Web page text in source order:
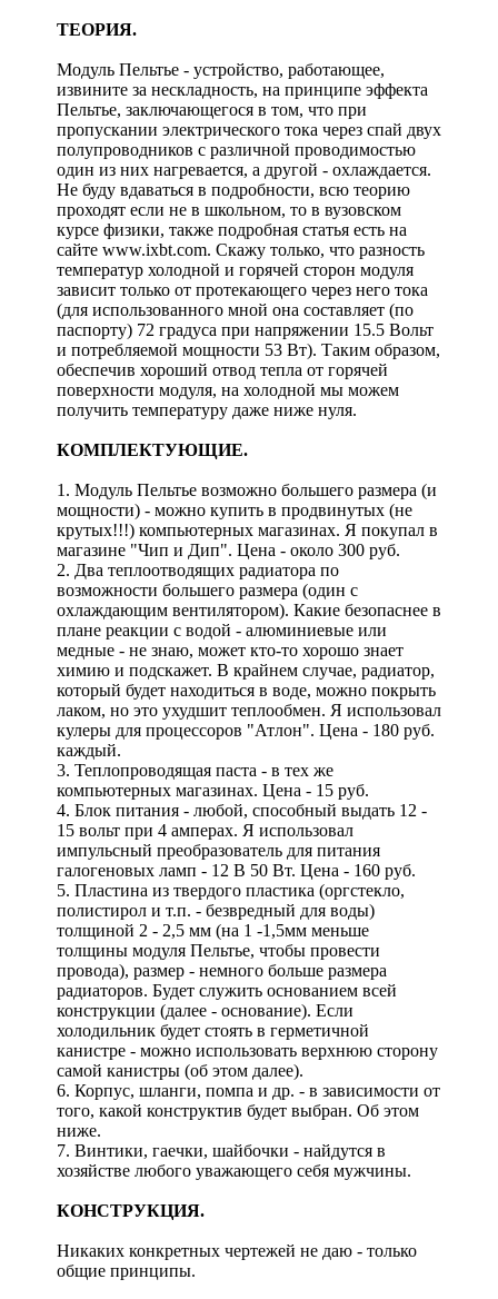
ТЕОРИЯ.
Модуль Пельтье - устройство, работающее,
извините за нескладность, на принципе эффекта
Пельтье, заключающегося в том, что при
пропускании электрического тока через спай двух
полупроводников с различной проводимостью
один из них нагревается, а другой - охлаждается.
Не буду вдаваться в подробности, всю теорию
проходят если не в школьном, то в вузовском
курсе физики, также подробная статья есть на
сайте www.ixbt.com. Скажу только, что разность
температур холодной и горячей сторон модуля
зависит только от протекающего через него тока
(для использованного мной она составляет (по
паспорту) 72 градуса при напряжении 15.5 Вольт
и потребляемой мощности 53 Вт). Таким образом,
обеспечив хороший отвод тепла от горячей
поверхности модуля, на холодной мы можем
получить температуру даже ниже нуля.
КОМПЛЕКТУЮЩИЕ.
1. Модуль Пельтье возможно большего размера (и
мощности) - можно купить в продвинутых (не
крутых!!!) компьютерных магазинах. Я покупал в
магазине "Чип и Дип". Цена - около 300 руб.
2. Два теплоотводящих радиатора по
возможности большего размера (один с
охлаждающим вентилятором). Какие безопаснее в
плане реакции с водой - алюминиевые или
медные - не знаю, может кто-то хорошо знает
химию и подскажет. В крайнем случае, радиатор,
который будет находиться в воде, можно покрыть
лаком, но это ухудшит теплообмен. Я использовал
кулеры для процессоров "Атлон". Цена - 180 руб.
каждый.
3. Теплопроводящая паста - в тех же
компьютерных магазинах. Цена - 15 руб.
4. Блок питания - любой, способный выдать 12 -
15 вольт при 4 амперах. Я использовал
импульсный преобразователь для питания
галогеновых ламп - 12 В 50 Вт. Цена - 160 руб.
5. Пластина из твердого пластика (оргстекло,
полистирол и т.п. - безвредный для воды)
толщиной 2 - 2,5 мм (на 1 -1,5мм меньше
толщины модуля Пельтье, чтобы провести
провода), размер - немного больше размера
радиаторов. Будет служить основанием всей
конструкции (далее - основание). Если
холодильник будет стоять в герметичной
канистре - можно использовать верхнюю сторону
самой канистры (об этом далее).
6. Корпус, шланги, помпа и др. - в зависимости от
того, какой конструктив будет выбран. Об этом
ниже.
7. Винтики, гаечки, шайбочки - найдутся в
хозяйстве любого уважающего себя мужчины.
КОНСТРУКЦИЯ.
Никаких конкретных чертежей не даю - только
общие принципы.